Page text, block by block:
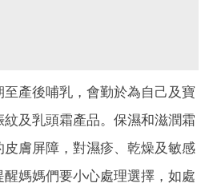
產後哺乳，會勤於為自己及寶
及乳頭霜產品。保濕和滋潤霜
膚屏障，對濕疹、乾燥及敏感
媽媽們要小心處理選擇，如處